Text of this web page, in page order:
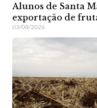
Alunos de Santa
exportação de
03/08/2026